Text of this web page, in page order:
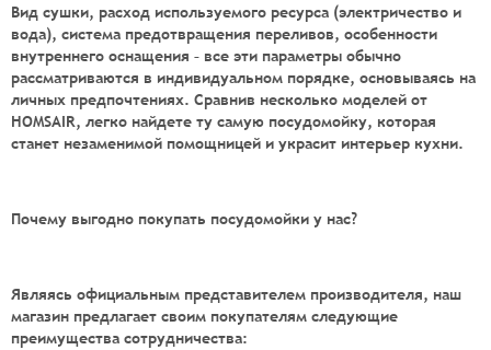
Вид сушки, расход используемого ресурса (электричество и
вода), система предотвращения переливов, особенности
внутреннего оснащения – все эти параметры обычно
рассматриваются в индивидуальном порядке, основываясь на
личных предпочтениях. Сравнив несколько моделей от
HOMSAIR, легко найдете ту самую посудомойку, которая
станет незаменимой помощницей и украсит интерьер кухни.
Почему выгодно покупать посудомойки у нас?
Являясь официальным представителем производителя, наш
магазин предлагает своим покупателям следующие
преимущества сотрудничества: